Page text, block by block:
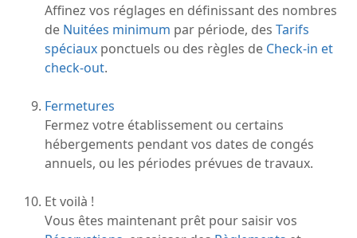
Affinez vos réglages en définissant des nombres
de Nuitées minimum par période, des Tarifs
spéciaux ponctuels ou des règles de Check-in et
check-out.
Fermetures
Fermez votre établissement ou certains
hébergements pendant vos dates de congés
annuels, ou les périodes prévues de travaux.
Et voilà !
Vous êtes maintenant prêt pour saisir vos